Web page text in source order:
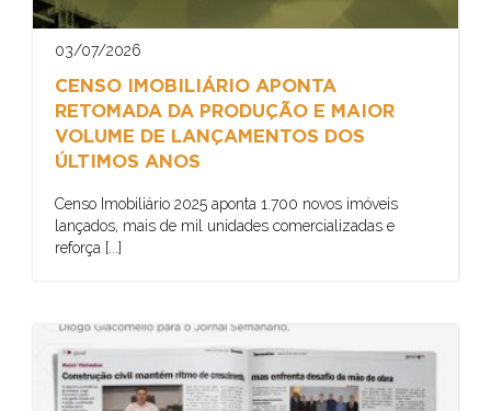
03/07/2026
CENSO IMOBILIÁRIO APONTA
RETOMADA DA PRODUÇÃO E MAIOR
VOLUME DE LANÇAMENTOS DOS
ÚLTIMOS ANOS
Censo Imobiliário 2025 aponta 1.700 novos imóveis
lançados, mais de mil unidades comercializadas e
reforça [...]